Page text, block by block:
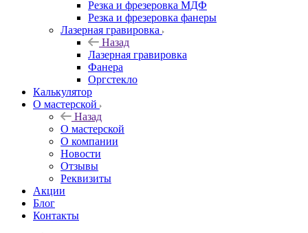
Резка и фрезеровка МДФ
Резка и фрезеровка фанеры
Лазерная гравировка
Назад
Лазерная гравировка
Фанера
Орг­стек­ло
Калькулятор
О мастерской
Назад
О мастерской
О компании
Новости
Отзывы
Реквизиты
Акции
Блог
Контакты